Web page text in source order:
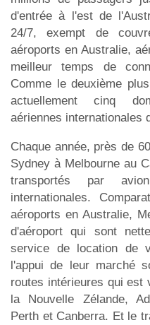
d'entrée à l'est de
24/7, exempt de
aéroports en Australie,
meilleur temps de
Comme le deuxième
actuellement cinq
aériennes internationales
Chaque année, près de
Sydney à Melbourne au
transportés par
internationales.
aéroports en Australie,
d'aéroport qui sont
service de location de
l'appui de leur marché
routes intérieures qui
la Nouvelle Zélande,
Perth et Canberra. Et le